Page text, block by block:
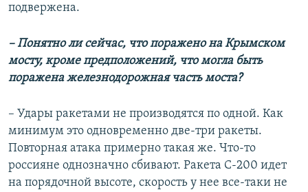
подвержена.
– Понятно ли сейчас, что поражено на Крымском
мосту, кроме предположений, что могла быть
поражена железнодорожная часть моста?
– Удары ракетами не производятся по одной. Как
минимум это одновременно две-три ракеты.
Повторная атака примерно такая же. Что-то
россияне однозначно сбивают. Ракета С-200 идет
на порядочной высоте, скорость у нее все-таки не